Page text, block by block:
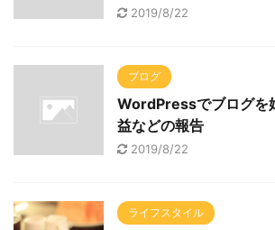
2019/8/22
ブログ
WordPressでブログを
益などの報告
2019/8/22
ライフスタイル